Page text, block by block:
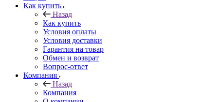
Как купить
Назад
Как купить
Условия оплаты
Условия доставки
Гарантия на товар
Обмен и возврат
Вопрос-ответ
Компания
Назад
Компания